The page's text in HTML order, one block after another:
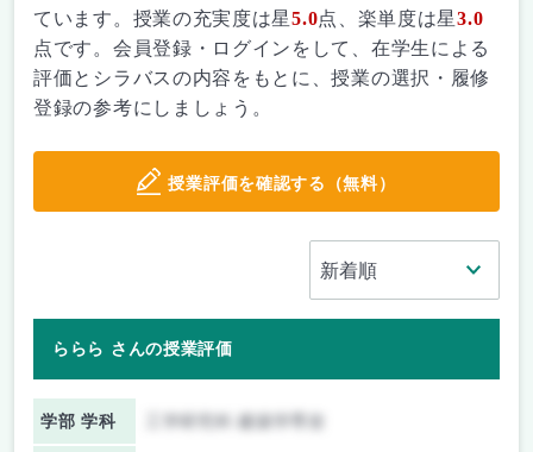
ています。授業の充実度は星5.0点、楽単度は星3.0
点です。会員登録・ログインをして、在学生による
評価とシラバスの内容をもとに、授業の選択・履修
登録の参考にしましょう。
授業評価を確認する（無料）
ららら さんの授業評価
学部 学科 工学研究科 建築学専攻